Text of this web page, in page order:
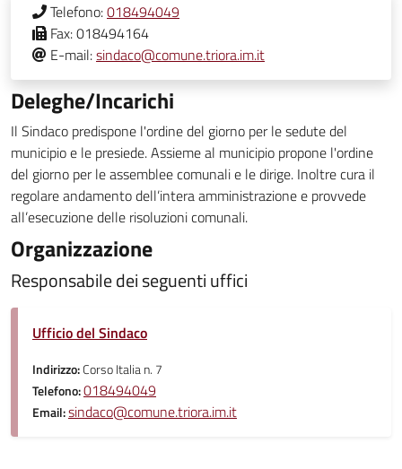
Telefono:018494049
Fax:018494164
E-mail:sindaco@comune.triora.im.it
Deleghe/Incarichi
Il Sindaco predispone l'ordine del giorno per le sedute del
municipio e le presiede. Assieme al municipio propone l'ordine
del giorno per le assemblee comunali e le dirige. Inoltre cura il
regolare andamento dell’intera amministrazione e provvede
all’esecuzione delle risoluzioni comunali.
Organizzazione
Responsabile dei seguenti uffici
Ufficio del Sindaco
Indirizzo:Corso Italia n. 7
Telefono:018494049
Email:sindaco@comune.triora.im.it